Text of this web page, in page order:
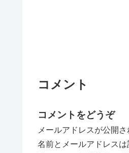
コメント
コメントをどうぞ
メールアドレスが公開
名前とメールアドレスは